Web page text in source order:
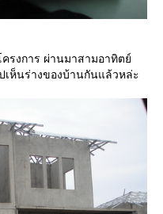
รงการ ผ่านมาสามอาทิตย์
เห็นร่างของบ้านกันแล้วหล่ะ